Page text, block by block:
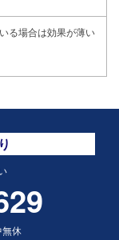
る場合は効果が薄い
休